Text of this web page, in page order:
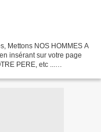
Mettons NOS HOMMES A
insérant sur votre page
PERE, etc ...